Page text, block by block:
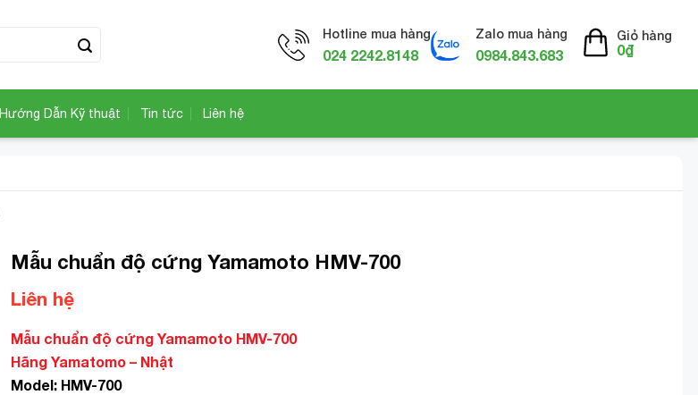
Hotline mua hàng
024 2242.8148
Zalo mua hàng
0984.843.683
Giỏ hàng
0₫
Hướng Dẫn Kỹ thuật Tin tức Liên hệ
Mẫu chuẩn độ cứng Yamamoto HMV-700
Liên hệ
Mẫu chuẩn độ cứng Yamamoto HMV-700
Hãng Yamatomo – Nhật
Model: HMV-700